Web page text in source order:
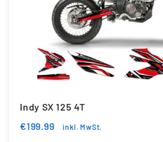
Indy SX 125 4T
€199.99 inkl. MwSt.